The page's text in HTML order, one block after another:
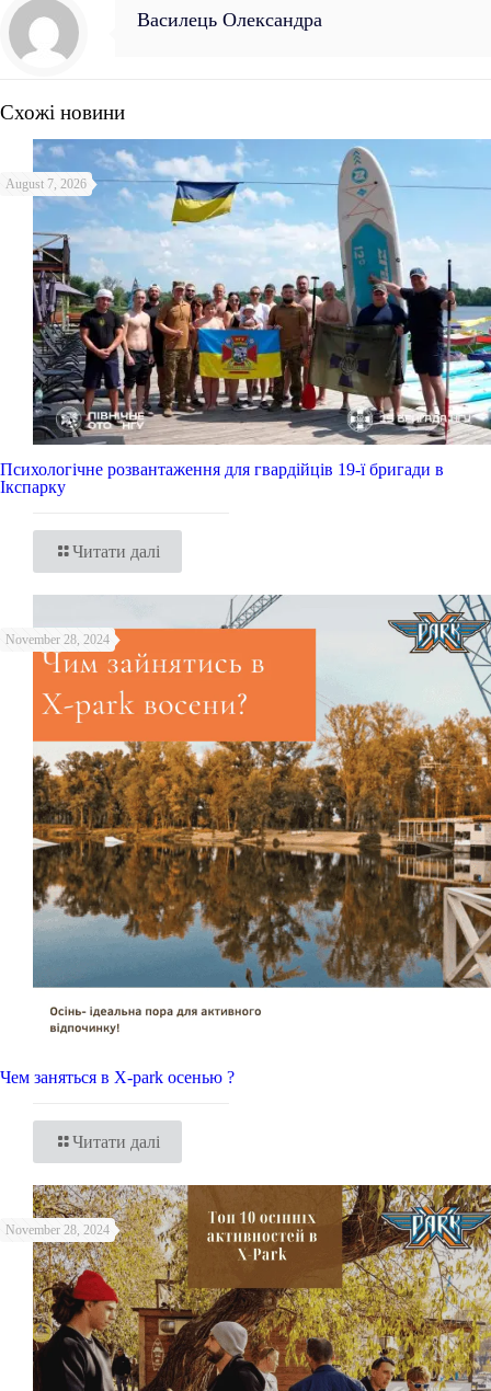
Василець Олександра
Схожі новини
August 7, 2026
Психологічне розвантаження для гвардійців 19-ї бригади в
Ікспарку
Читати далі
November 28, 2024
Чем заняться в X-park осенью ?
Читати далі
November 28, 2024